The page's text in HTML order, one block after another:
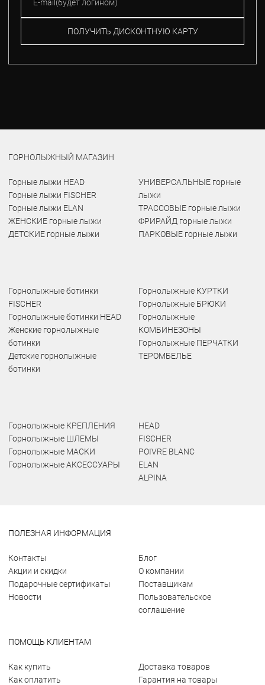
ПОЛУЧИТЬ ДИСКОНТНУЮ КАРТУ
ГОРНОЛЫЖНЫЙ МАГАЗИН
Горные лыжи HEAD
Горные лыжи FISCHER
Горные лыжи ELAN
ЖЕНСКИЕ горные лыжи
ДЕТСКИЕ горные лыжи
УНИВЕРСАЛЬНЫЕ горные
лыжи
ТРАССОВЫЕ горные лыжи
ФРИРАЙД горные лыжи
ПАРКОВЫЕ горные лыжи
Горнолыжные ботинки
FISCHER
Горнолыжные ботинки HEAD
Женские горнолыжные
ботинки
Детские горнолыжные
ботинки
Горнолыжные КУРТКИ
Горнолыжные БРЮКИ
Горнолыжные
КОМБИНЕЗОНЫ
Горнолыжные ПЕРЧАТКИ
ТЕРОМБЕЛЬЕ
Горнолыжные КРЕПЛЕНИЯ
Горнолыжные ШЛЕМЫ
Горнолыжные МАСКИ
Горнолыжные АКСЕССУАРЫ
HEAD
FISCHER
POIVRE BLANC
ELAN
ALPINA
ПОЛЕЗНАЯ ИНФОРМАЦИЯ
Контакты
Акции и скидки
Подарочные сертификаты
Новости
Блог
О компании
Поставщикам
Пользовательское
соглашение
ПОМОЩЬ КЛИЕНТАМ
Как купить
Как оплатить
Доставка товаров
Гарантия на товары